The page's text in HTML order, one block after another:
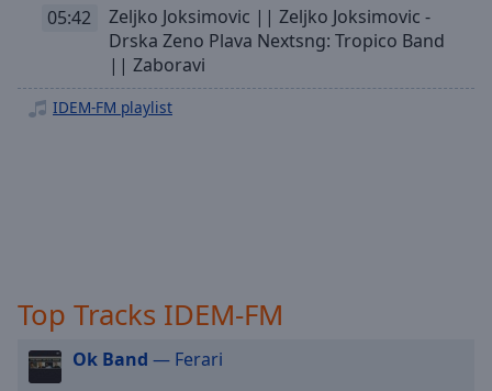
off,
selected
Subtitles
selected
Audio
Track
05:42
Zeljko Joksimovic || Zeljko Joksimovic -
Drska Zeno Plava Nextsng: Tropico Band
|| Zaboravi
IDEM-FM playlist
Top Tracks IDEM-FM
Ok Band — Ferari